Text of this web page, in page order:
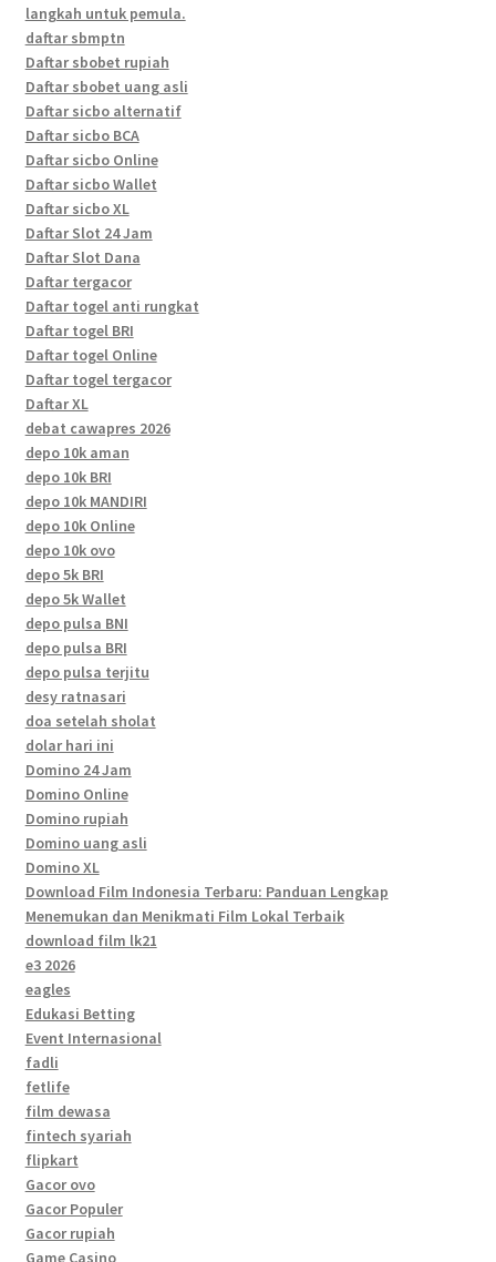
langkah untuk pemula.
daftar sbmptn
Daftar sbobet rupiah
Daftar sbobet uang asli
Daftar sicbo alternatif
Daftar sicbo BCA
Daftar sicbo Online
Daftar sicbo Wallet
Daftar sicbo XL
Daftar Slot 24 Jam
Daftar Slot Dana
Daftar tergacor
Daftar togel anti rungkat
Daftar togel BRI
Daftar togel Online
Daftar togel tergacor
Daftar XL
debat cawapres 2026
depo 10k aman
depo 10k BRI
depo 10k MANDIRI
depo 10k Online
depo 10k ovo
depo 5k BRI
depo 5k Wallet
depo pulsa BNI
depo pulsa BRI
depo pulsa terjitu
desy ratnasari
doa setelah sholat
dolar hari ini
Domino 24 Jam
Domino Online
Domino rupiah
Domino uang asli
Domino XL
Download Film Indonesia Terbaru: Panduan Lengkap
Menemukan dan Menikmati Film Lokal Terbaik
download film lk21
e3 2026
eagles
Edukasi Betting
Event Internasional
fadli
fetlife
film dewasa
fintech syariah
flipkart
Gacor ovo
Gacor Populer
Gacor rupiah
Game Casino